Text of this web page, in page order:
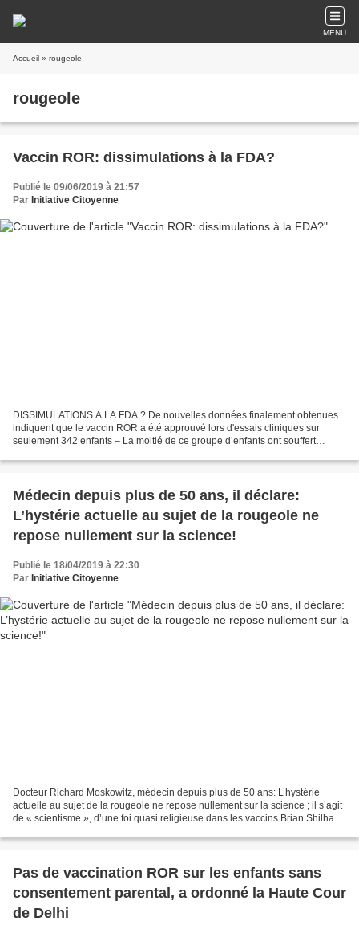
MENU
Accueil » rougeole
rougeole
Vaccin ROR: dissimulations à la FDA?
Publié le 09/06/2019 à 21:57
Par Initiative Citoyenne
DISSIMULATIONS A LA FDA ? De nouvelles données finalement obtenues
indiquent que le vaccin ROR a été approuvé lors d'essais cliniques sur
seulement 342 enfants – La moitié de ce groupe d’enfants ont souffert
Médecin depuis plus de 50 ans, il déclare:
L’hystérie actuelle au sujet de la rougeole ne
repose nullement sur la science!
Publié le 18/04/2019 à 22:30
Par Initiative Citoyenne
Docteur Richard Moskowitz, médecin depuis plus de 50 ans: L’hystérie
actuelle au sujet de la rougeole ne repose nullement sur la science ; il s’agit
de « scientisme », d’une foi quasi religieuse dans les vaccins Brian Shilhavy,
Pas de vaccination ROR sur les enfants sans
consentement parental, a ordonné la Haute Cour
de Delhi